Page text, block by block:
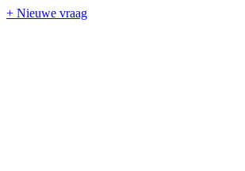
+ Nieuwe vraag